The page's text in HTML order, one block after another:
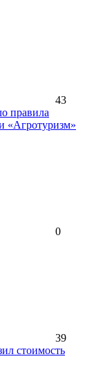
43
правила
«Агротуризм»
0
39
стоимость